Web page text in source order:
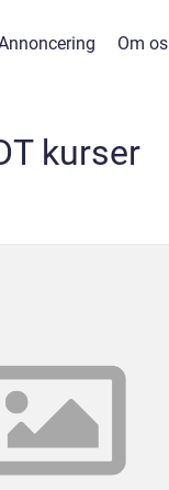
Om os
kurser